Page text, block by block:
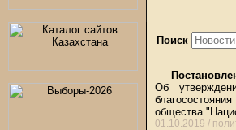
Поиск
Об
общества
01.10.2019 /